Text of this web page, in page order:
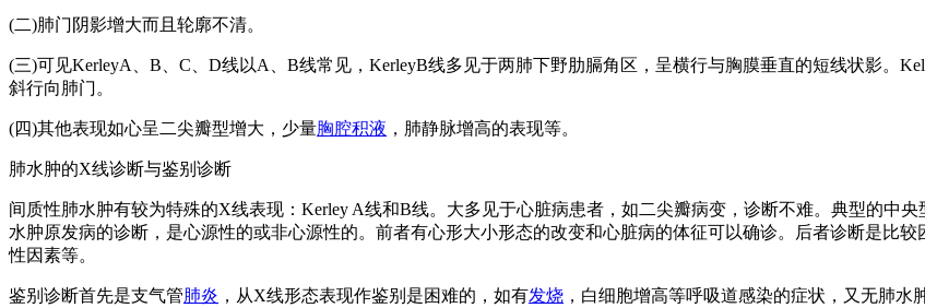
(二)肺门阴影增大而且轮廓不清。
(三)可见KerleyA、B、C、D线以A、B线常见，KerleyB线多见于两肺下野肋膈角区，呈横行与胸膜垂直的短线状影。
斜行向肺门。
(四)其他表现如心呈二尖瓣型增大，少量胸腔积液 ，肺静脉增高的表现等。
肺水肿的X线诊断与鉴别诊断
间质性肺水肿有较为特殊的X线表现：Kerley A线和B线。大多见于心脏病患者，如二尖瓣病变，诊断不难。典型的中
水肿原发病的诊断，是心源性的或非心源性的。前者有心形大小形态的改变和心脏病的体征可以确诊。后者诊断是比较
性因素等。
鉴别诊断首先是支气管肺炎 ，从X线形态表现作鉴别是困难的，如有发烧 ，白细胞增高等呼吸道感染的症状，又无肺水